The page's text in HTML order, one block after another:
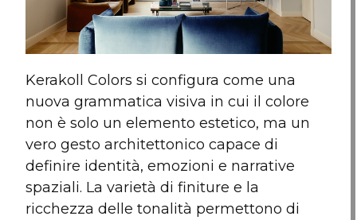
Kerakoll Colors si configura come una
nuova grammatica visiva in cui il colore
non è solo un elemento estetico, ma un
vero gesto architettonico capace di
definire identità, emozioni e narrative
spaziali. La varietà di finiture e la
ricchezza delle tonalità permettono di